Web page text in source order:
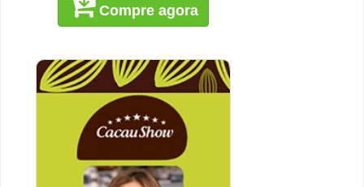
Compre agora